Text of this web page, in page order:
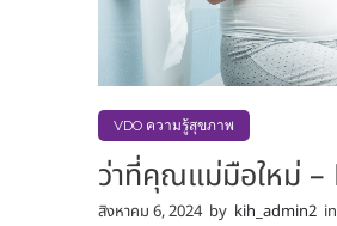
VDO ความรู้สุขภาพ
ว่าที่คุณแม่มือใหม่
สิงหาคม 6, 2024 by kih_admin2 in